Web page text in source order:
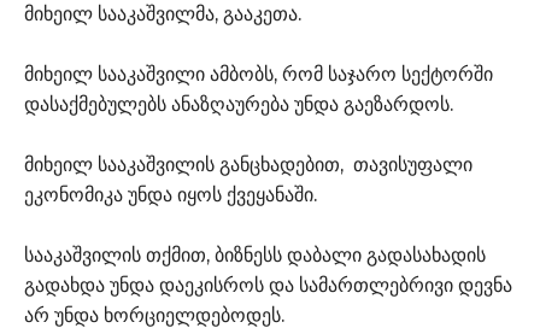
მიხეილ სააკაშვილმა, გააკეთა.
მიხეილ სააკაშვილი ამბობს, რომ საჯარო სექტორში
დასაქმებულებს ანაზღაურება უნდა გაეზარდოს.
მიხეილ სააკაშვილის განცხადებით, თავისუფალი
ეკონომიკა უნდა იყოს ქვეყანაში.
სააკაშვილის თქმით, ბიზნესს დაბალი გადასახადის
გადახდა უნდა დაეკისროს და სამართლებრივი დევნა
არ უნდა ხორციელდებოდეს.